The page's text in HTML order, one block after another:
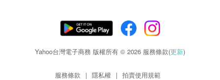
Yahoo台灣電子商務 版權所有 © 2026 服務條款(更新)
服務條款 | 隱私權 | 拍賣使用規範